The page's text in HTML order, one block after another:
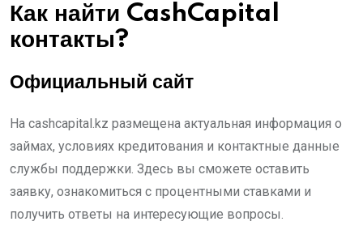
Как найти CashCapital
контакты?
Официальный сайт
На cashcapital.kz размещена актуальная информация о
займах, условиях кредитования и контактные данные
службы поддержки. Здесь вы сможете оставить
заявку, ознакомиться с процентными ставками и
получить ответы на интересующие вопросы.